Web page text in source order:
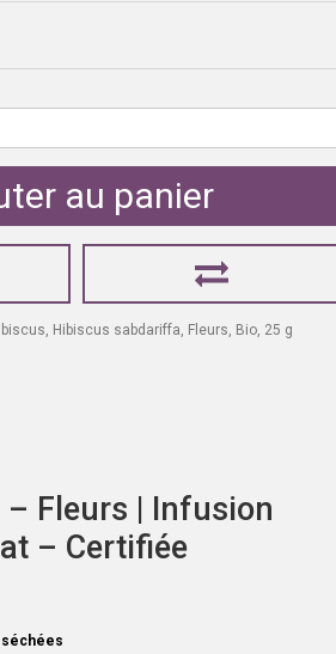
au panier
Hibiscus sabdariffa Fleurs Bio 25 g
Fleurs | Infusion
– Certifiée